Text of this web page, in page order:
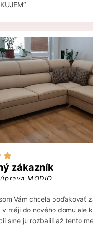

zákazník
MODIO
Vám chcela poďakovať
v máji do nového domu ale
sme ju rozbalili až tento